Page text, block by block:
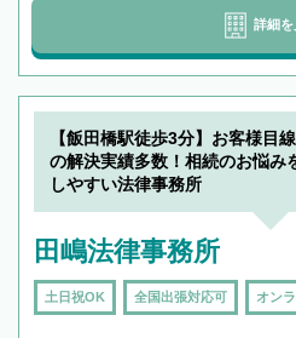
詳細を
【飯田橋駅徒歩3分】お客様目
の解決実績多数！相続のお悩み
しやすい法律事務所
田嶋法律事務所
土日祝OK 全国出張対応可 オン